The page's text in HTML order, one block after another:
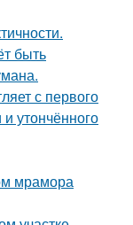
быть
с первого
утончённого
мрамора